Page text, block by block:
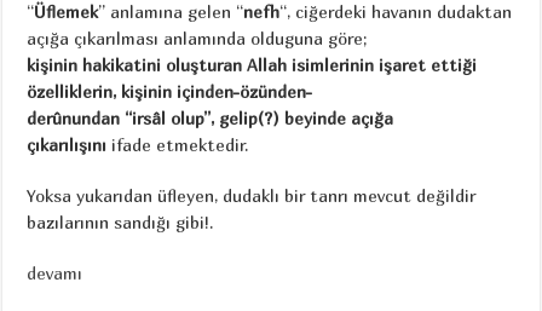
“Üflemek” anlamına gelen “nefh“, ciğerdeki havanın dudaktan
açığa çıkarılması anlamında olduguna göre;
kişinin hakikatini oluşturan Allah isimlerinin işaret ettiği
özelliklerin, kişinin içinden-özünden-
derûnundan “irsâl olup”, gelip(?) beyinde açığa
çıkarılışını ifade etmektedir.
Yoksa yukarıdan üfleyen, dudaklı bir tanrı mevcut değildir
bazılarının sandığı gibi!.
devamı